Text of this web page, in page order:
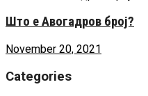
Што е Авогадров број?
November 20, 2021
Categories